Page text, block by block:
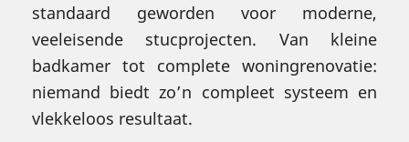
standaard geworden voor moderne,
veeleisende stucprojecten. Van kleine
badkamer tot complete woningrenovatie:
niemand biedt zo’n compleet systeem en
vlekkeloos resultaat.